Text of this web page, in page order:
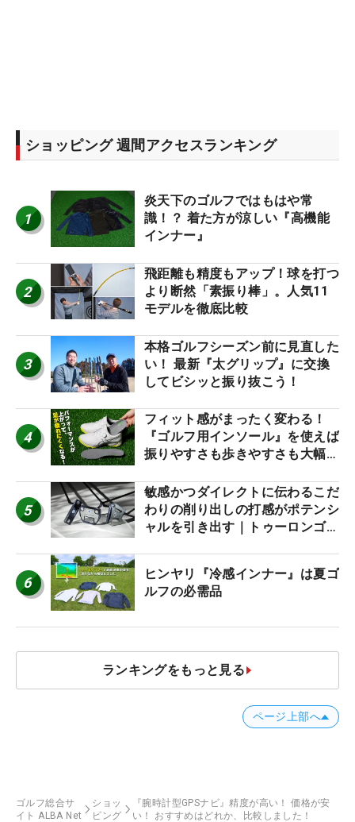
ショッピング 週間アクセスランキング
1
炎天下のゴルフではもはや常
識！？ 着た方が涼しい『高機能
インナー』
2
飛距離も精度もアップ！球を打つ
より断然「素振り棒」。人気11
モデルを徹底比較
3
本格ゴルフシーズン前に見直した
い！ 最新『太グリップ』に交換
してビシッと振り抜こう！
4
フィット感がまったく変わる！
『ゴルフ用インソール』を使えば
振りやすさも歩きやすさも大幅に
5
敏感かつダイレクトに伝わるこだ
わりの削り出しの打感がポテンシ
ャルを引き出す｜トゥーロンゴル
6
ヒンヤリ『冷感インナー』は夏ゴ
ルフの必需品
ランキングをもっと見る
ページ上部へ
ゴルフ総合サ
イト ALBA Net
ショッ
ピング
『腕時計型GPSナビ』精度が高い！ 価格が安
い！ おすすめはどれか、比較しました！